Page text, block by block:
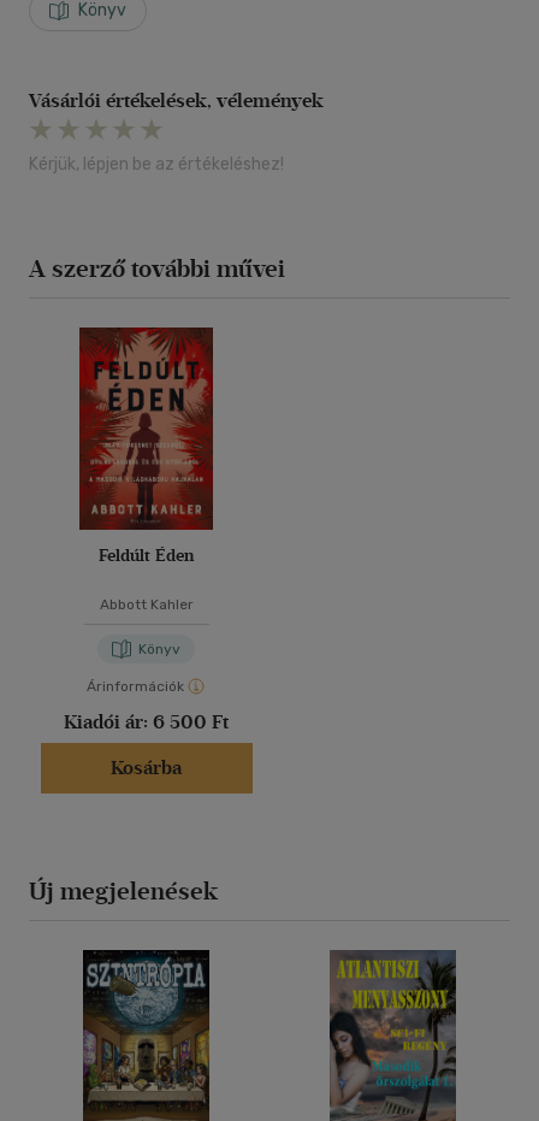
Könyv
Vásárlói értékelések, vélemények
Kérjük, lépjen be az értékeléshez!
A szerző további művei
Feldúlt Éden
Abbott Kahler
Könyv
Árinformációk
Kiadói ár: 6 500 Ft
Kosárba
Új megjelenések